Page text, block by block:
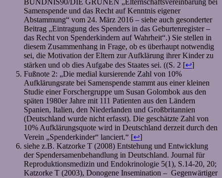
BÜNDNIS90/DIE GRÜNEN „Elternschaftsvereinbarung bei
Samenspende und das Recht auf Kenntnis eigener
Abstammung“ vom 24. März 2016 – siehe auch gesonderter
Beitrag „Eintragung des Spenders in das Geburtenregister –
das Recht von Spenderkindern auf Wahrheit“.) Sie stellen in
diesem Zusammenhang in Frage, ob es überhaupt notwendig
sei, die Motivation der Eltern zur Aufklärung ihrer Kinder zu
stärken und ob dies Aufgabe des Staates sei. ((S. 2 [↩]
Fußnote 2: „Die medial kursierende Zahl von 10%
Aufklärungsrate bei Samenspende stammt aus einer kleinen
Studie einer Forschergruppe um Susan Golombok aus den
späten 1980er Jahre mit 111 Patienten aus den Ländern
Spanien, Italien, den Niederlanden und Großbritannien
(Deutschland wurde nicht erfasst). Die geschätzte Zahl von
10% Aufklärungsquote wird in Deutschland derzeit durch den
Verein „Spenderkinder“ lanciert.“ [↩]
siehe z.B. Katzorke T (2008) Entstehung und Entwicklung
der Spendersamenbehandlung in Deutschland. Journal für
Reproduktionsmedizin und Endokrinologie 5(1), S.14-20, 20;
Katzorke T (2003), Donogene Insemination – Gegenwärtiger